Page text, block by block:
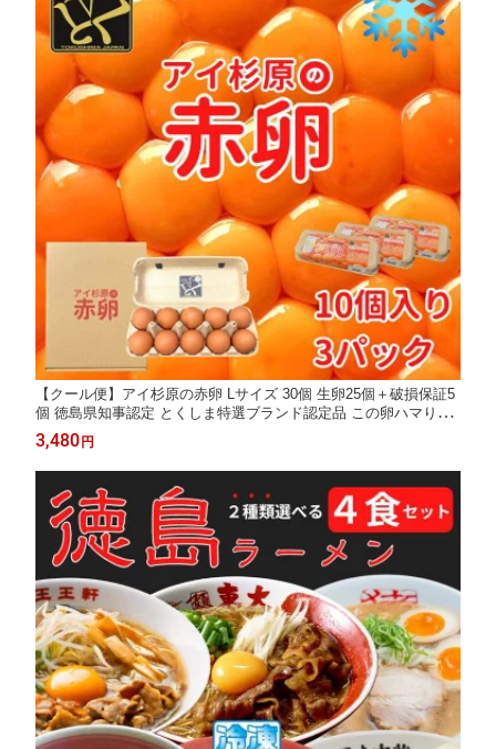
【クール便】アイ杉原の赤卵 Lサイズ 30個 生卵25個＋破損保証5
個 徳島県知事認定 とくしま特選ブランド認定品 この卵ハマりま
す！ 徳島県産 朝採り 産みたて 農場直送 ギフト お取り寄せ 詰め
合せ 御中元 御歳暮 母の日 父の日
3,480 円